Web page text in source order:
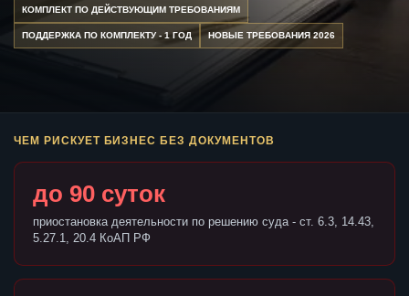
КОМПЛЕКТ ПО ДЕЙСТВУЮЩИМ ТРЕБОВАНИЯМ
ПОДДЕРЖКА ПО КОМПЛЕКТУ - 1 ГОД НОВЫЕ ТРЕБОВАНИЯ 2026
ЧЕМ РИСКУЕТ БИЗНЕС БЕЗ ДОКУМЕНТОВ
до 90 суток
приостановка деятельности по решению суда - ст. 6.3, 14.43,
5.27.1, 20.4 КоАП РФ